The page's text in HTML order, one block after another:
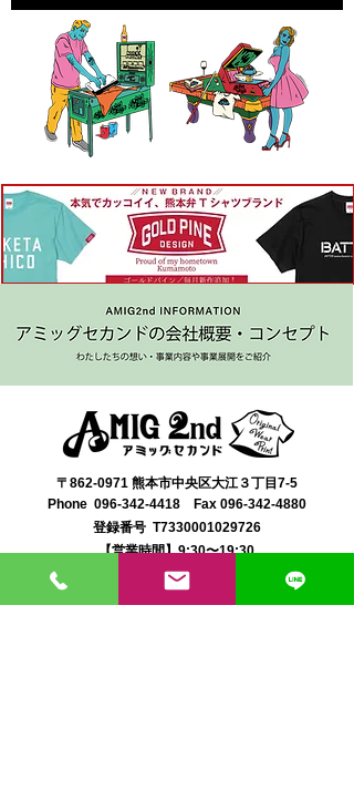
〒862-0971 熊本市中央区大江３丁目7-5
​Phone 096-342-4418 Fax 096-342-4880
登録番号 T7330001029726
【営業時間】9:30〜19:30
【1月・2月／冬季営業時間】9:30～19：00